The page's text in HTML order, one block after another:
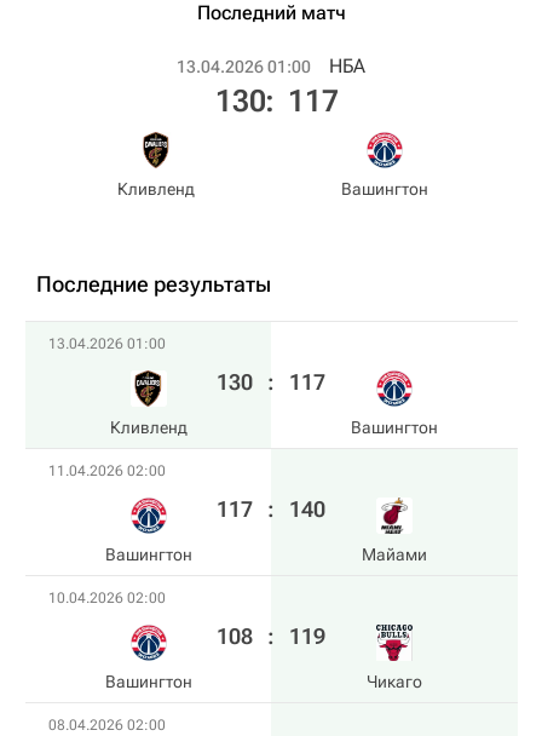
Последний матч
13.04.2026 01:00 НБА
Кливленд
130: 117
Вашингтон
Последние результаты
13.04.2026 01:00
Кливленд
130 : 117
Вашингтон
11.04.2026 02:00
Вашингтон
117 : 140
Майами
10.04.2026 02:00
Вашингтон
108 : 119
Чикаго
08.04.2026 02:00